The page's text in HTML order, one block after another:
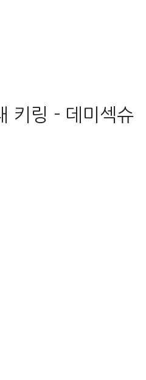
키링 - 데미섹슈